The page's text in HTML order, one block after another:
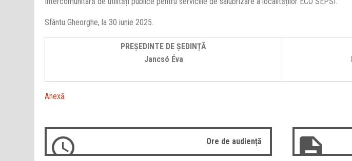
Sfântu Gheorghe, la 30 iunie 2025.
PREȘEDINTE DE ȘEDINȚĂ
Jancsó Éva
Anexă
Ore de audiență